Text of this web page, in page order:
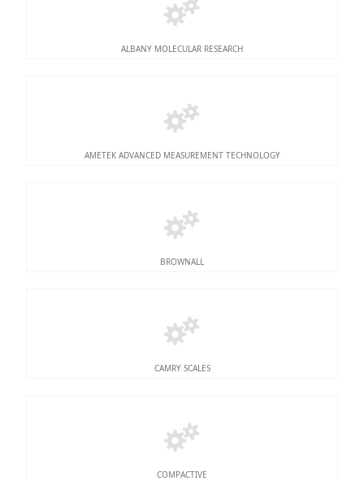
ALBANY MOLECULAR RESEARCH
AMETEK ADVANCED MEASUREMENT TECHNOLOGY
BROWNALL
CAMRY SCALES
COMPACTIVE